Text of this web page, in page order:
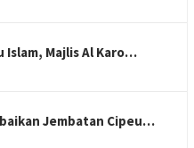
Islam, Majlis Al Karo…
Jembatan Cipeu…